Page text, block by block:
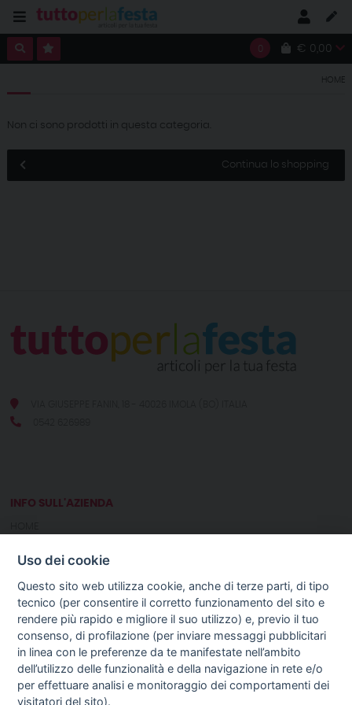
0 € 0,00
HOME
Non ci sono prodotti in questa categoria.
Continua lo shopping
INFO SULL'AZIENDA
NOTIZIE
GUIDA AGLI ACQUISTI
PROCEDURA DI ACQUISTO
DIRITTO DI RECESSO
SPEDIZIONI E COSTI
Uso dei cookie
Questo sito web utilizza cookie, anche di terze parti, di tipo
tecnico (per consentire il corretto funzionamento del sito e
rendere più rapido e migliore il suo utilizzo) e, previo il tuo
consenso, di profilazione (per inviare messaggi pubblicitari
in linea con le preferenze da te manifestate nell’ambito
dell’utilizzo delle funzionalità e della navigazione in rete e/o
per effettuare analisi e monitoraggio dei comportamenti dei
visitatori del sito).